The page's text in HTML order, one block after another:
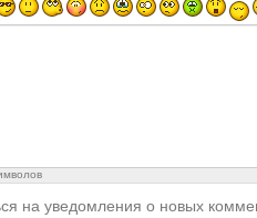
на уведомления о новых